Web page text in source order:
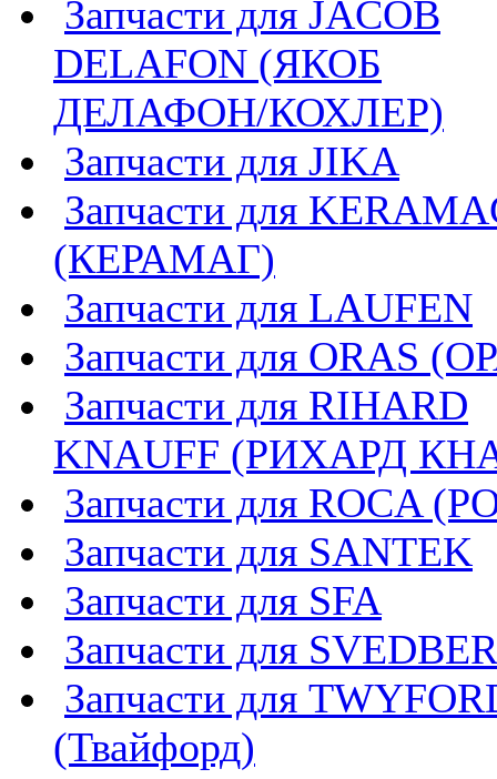
Запчасти для JACOB
DELAFON (ЯКОБ
ДЕЛАФОН/КОХЛЕР)
Запчасти для JIKA
Запчасти для
(КЕРАМАГ)
Запчасти для LAUFEN
Запчасти для ORAS
Запчасти для RIHARD
KNAUFF (РИХАРД
Запчасти для ROCA
Запчасти для SANTEK
Запчасти для SFA
Запчасти для
Запчасти для
(Твайфорд)